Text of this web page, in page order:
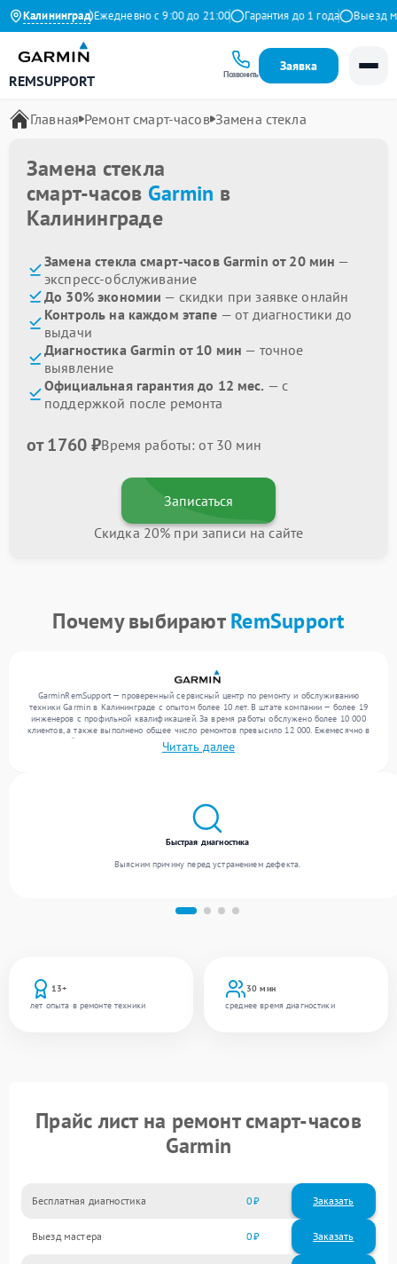
Калининград
на Яндекс Ежедневно с 9:00 до 21:00 Гарантия до 1 года Выезд
REMSUPPORT Позвонить
Заявка
Главная Ремонт смарт-часов Замена стекла
Замена стекла
смарт-часов Garmin в
Калининграде
Замена стекла смарт-часов Garmin от 20 мин —
экспресс-обслуживание
До 30% экономии — скидки при заявке онлайн
Контроль на каждом этапе — от диагностики до
выдачи
Диагностика Garmin от 10 мин — точное
выявление
Официальная гарантия до 12 мес. — с
поддержкой после ремонта
от 1760 ₽Время работы: от 30 мин
Записаться
Скидка 20% при записи на сайте
Почему выбираютRemSupport
GarminRemSupport — проверенный сервисный центр по ремонту и обслуживанию
техники Garmin в Калининграде с опытом более 10 лет. В штате компании — более 19
инженеров с профильной квалификацией. За время работы обслужено более 10 000
клиентов, а также выполнено общее число ремонтов превысило 12 000. Ежемесячно в
сервисный центр поступает свыше 300 единиц техники, включая , , . Мы работаем с
широким спектром неисправностей и предлагаем стабильный уровень сервиса
Читать далее
13+
лет опыта в ремонте техники
30 мин
среднее время диагностики
Быстрая диагностика
Выясним причину перед устранением дефекта.
Прайс лист на ремонт смарт-часов
Garmin
Бесплатная диагностика 0 Заказать
Выезд мастера 0 Заказать